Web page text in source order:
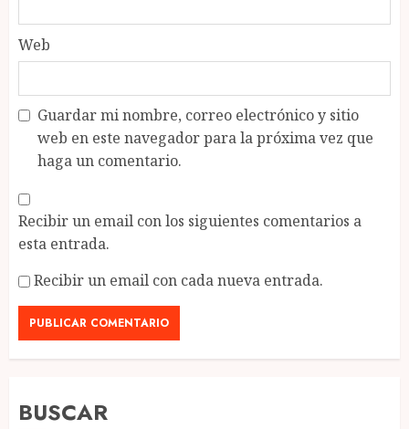
Web
Guardar mi nombre, correo electrónico y sitio
web en este navegador para la próxima vez que
haga un comentario.
Recibir un email con los siguientes comentarios a
esta entrada.
Recibir un email con cada nueva entrada.
BUSCAR